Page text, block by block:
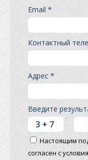
Email *
Контактный
Адрес *
Введите
Настоящим
согласен с